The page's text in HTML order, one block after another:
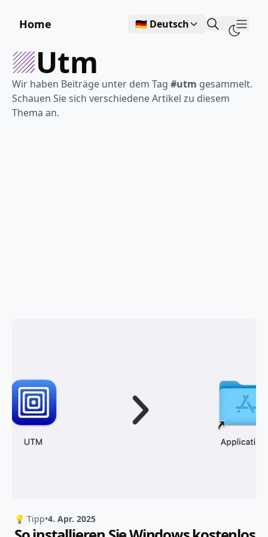
Home
🇩🇪 Deutsch
utm
Wir haben Beiträge unter dem Tag #utm gesammelt.
Schauen Sie sich verschiedene Artikel zu diesem
Thema an.
💡 Tipp•4. Apr. 2025